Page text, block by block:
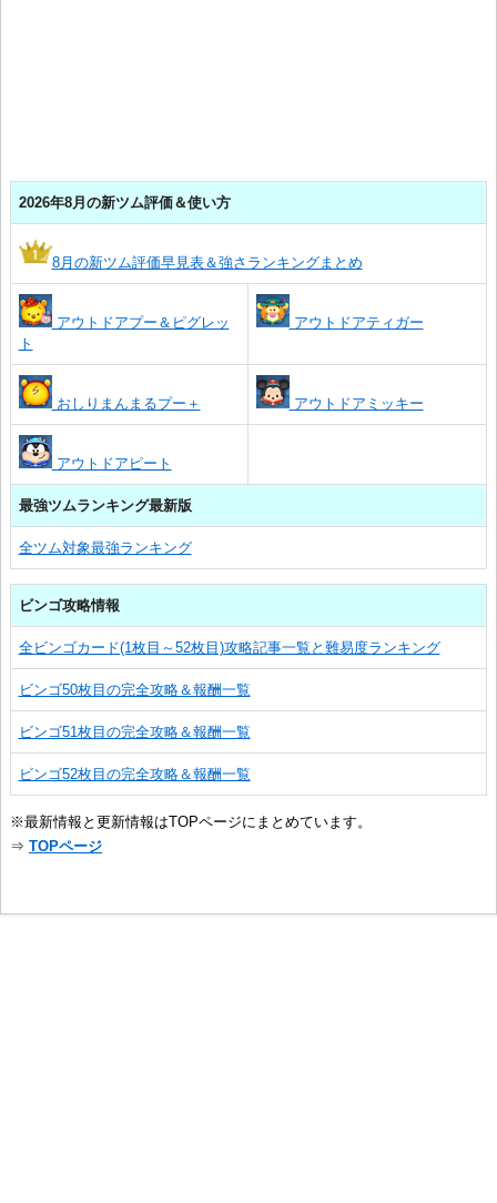
2026年8月の新ツム評価＆使い方
8月の新ツム評価早見表＆強さランキングまとめ
アウトドアプー＆ピグレッ
ト
アウトドアティガー
おしりまんまるプー＋ アウトドアミッキー
アウトドアピート
最強ツムランキング最新版
全ツム対象最強ランキング
ビンゴ攻略情報
全ビンゴカード(1枚目～52枚目)攻略記事一覧と難易度ランキング
ビンゴ50枚目の完全攻略＆報酬一覧
ビンゴ51枚目の完全攻略＆報酬一覧
ビンゴ52枚目の完全攻略＆報酬一覧
※最新情報と更新情報はTOPページにまとめています。
⇒ TOPページ